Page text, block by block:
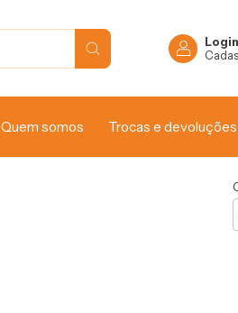
Login
Quem somos Trocas e devoluções